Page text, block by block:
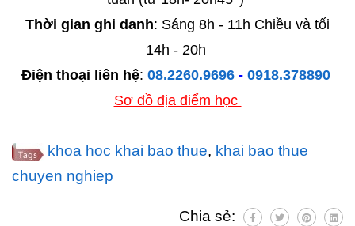
Thời gian ghi danh: Sáng 8h - 11h Chiều và tối
14h - 20h
Điện thoại liên hệ: 08.2260.9696 - 0918.378890
Sơ đồ địa điểm học
khoa hoc khai bao thue, khai bao thue
chuyen nghiep
Chia sẻ: